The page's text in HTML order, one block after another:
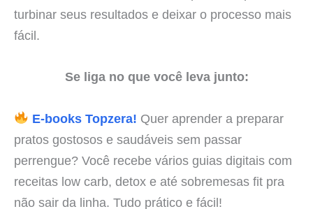
turbinar seus resultados e deixar o processo mais
fácil.
Se liga no que você leva junto:
E-books Topzera! Quer aprender a preparar
pratos gostosos e saudáveis sem passar
perrengue? Você recebe vários guias digitais com
receitas low carb, detox e até sobremesas fit pra
não sair da linha. Tudo prático e fácil!